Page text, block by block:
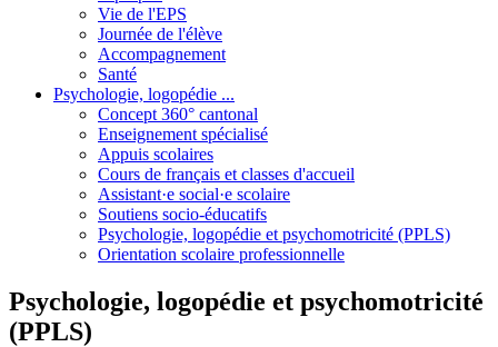
Vie de l'EPS
Journée de l'élève
Accompagnement
Santé
Psychologie, logopédie ...
Concept 360° cantonal
Enseignement spécialisé
Appuis scolaires
Cours de français et classes d'accueil
Assistant·e social·e scolaire
Soutiens socio-éducatifs
Psychologie, logopédie et psychomotricité (PPLS)
Orientation scolaire professionnelle
Psychologie, logopédie et psychomotricité
(PPLS)